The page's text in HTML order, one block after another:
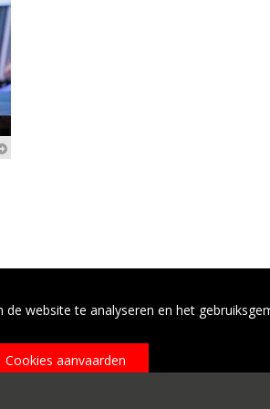
website te analyseren en het
Cookies aanvaarden